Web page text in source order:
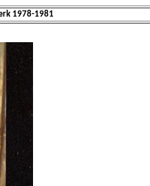
1978-1981